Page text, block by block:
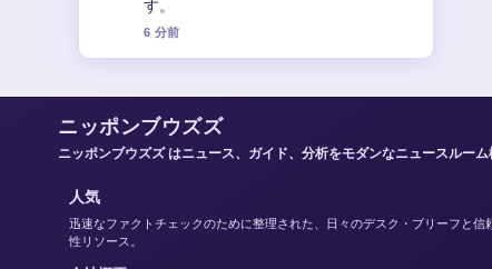
説明が助かります。ライブ更新を続け
てください。
ニッポンブウズズ
人気
迅速なファクトチェックのために整理された、日々のデスク・ブリーフと信頼
性リソース。